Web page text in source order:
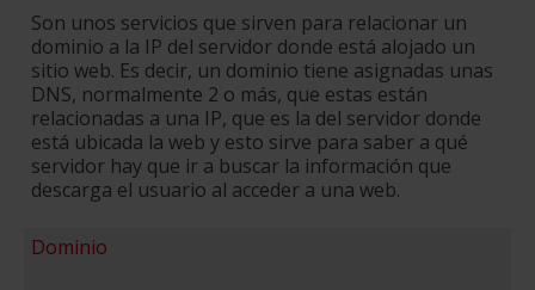
Son unos servicios que sirven para relacionar un
dominio a la IP del servidor donde está alojado un
sitio web. Es decir, un dominio tiene asignadas unas
DNS, normalmente 2 o más, que estas están
relacionadas a una IP, que es la del servidor donde
está ubicada la web y esto sirve para saber a qué
servidor hay que ir a buscar la información que
descarga el usuario al acceder a una web.
Dominio